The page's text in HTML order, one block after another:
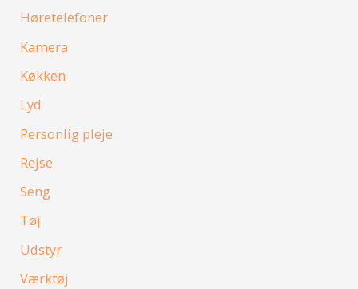
Høretelefoner
Kamera
Køkken
Lyd
Personlig pleje
Rejse
Seng
Tøj
Udstyr
Værktøj